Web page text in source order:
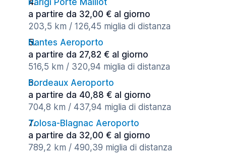
Parigi Porte Maillot
a partire da 32,00 € al giorno
203,5 km / 126,45 miglia di distanza
Nantes Aeroporto
a partire da 27,82 € al giorno
516,5 km / 320,94 miglia di distanza
Bordeaux Aeroporto
a partire da 40,88 € al giorno
704,8 km / 437,94 miglia di distanza
Tolosa-Blagnac Aeroporto
a partire da 32,00 € al giorno
789,2 km / 490,39 miglia di distanza